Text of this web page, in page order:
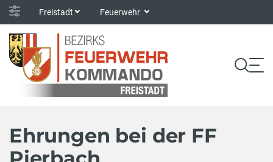
Freistadt Feuerwehr
Ehrungen bei der FF